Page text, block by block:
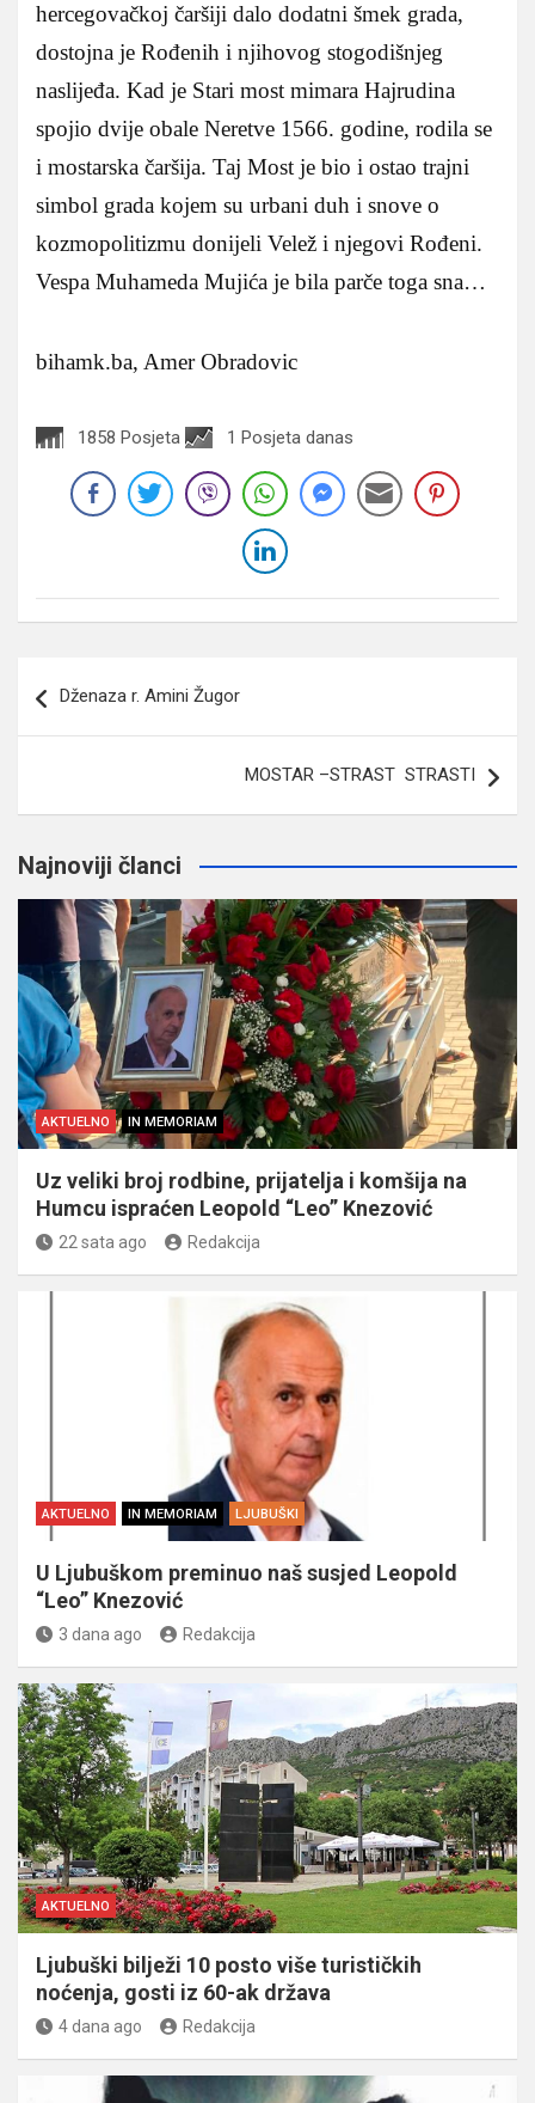
hercegovačkoj čaršiji dalo dodatni šmek grada,
dostojna je Rođenih i njihovog stogodišnjeg
naslijeđa. Kad je Stari most mimara Hajrudina
spojio dvije obale Neretve 1566. godine, rodila se
i mostarska čaršija. Taj Most je bio i ostao trajni
simbol grada kojem su urbani duh i snove o
kozmopolitizmu donijeli Velež i njegovi Rođeni.
Vespa Muhameda Mujića je bila parče toga sna…
bihamk.ba, Amer Obradovic
1858 Posjeta 1 Posjeta danas
članaka
Dženaza r. Amini Žugor
MOSTAR –STRAST STRASTI
Najnoviji članci
AKTUELNO IN MEMORIAM
Uz veliki broj rodbine, prijatelja i komšija na
Humcu ispraćen Leopold “Leo” Knezović
22 sata ago Redakcija
AKTUELNO IN MEMORIAM LJUBUŠKI
U Ljubuškom preminuo naš susjed Leopold
“Leo” Knezović
3 dana ago Redakcija
AKTUELNO
Ljubuški bilježi 10 posto više turističkih
noćenja, gosti iz 60-ak država
4 dana ago Redakcija